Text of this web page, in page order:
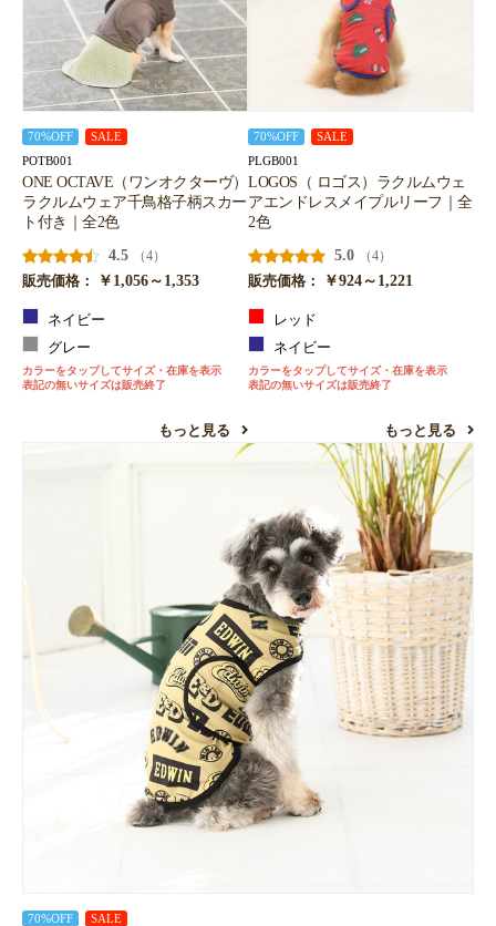
70%OFF SALE
POTB001
ONE OCTAVE（ワンオクターヴ）
ラクルムウェア千鳥格子柄スカー
ト付き｜全2色
4.5
（4）
販売価格：
￥1,056～1,353
ネイビー
グレー
カラーをタップしてサイズ・在庫を表示
表記の無いサイズは販売終了
もっと見る
70%OFF SALE
PLGB001
LOGOS（ ロゴス）ラクルムウェ
アエンドレスメイプルリーフ｜全
2色
5.0
（4）
販売価格：
￥924～1,221
レッド
ネイビー
カラーをタップしてサイズ・在庫を表示
表記の無いサイズは販売終了
もっと見る
70%OFF SALE